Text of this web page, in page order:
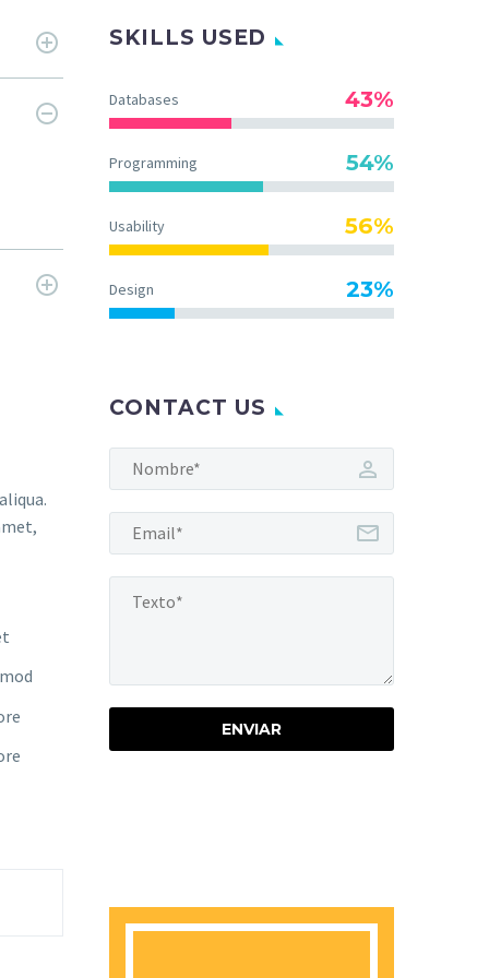
SKILLS USED
Databases 43%
Programming 54%
Usability 56%
Design 23%
CONTACT US